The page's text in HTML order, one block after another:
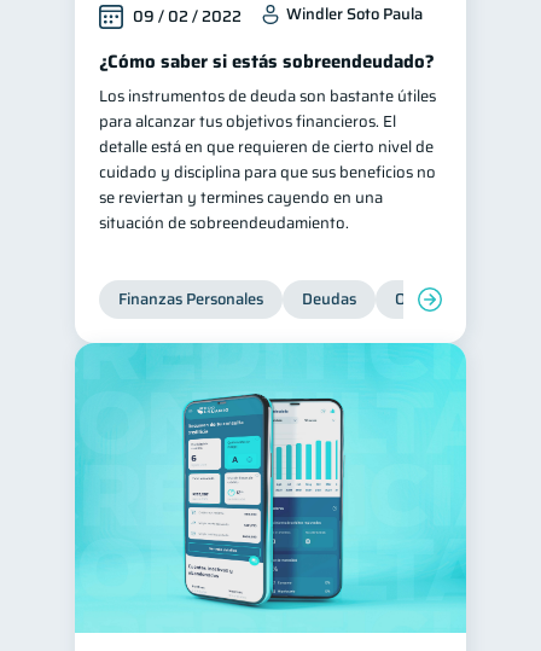
09 / 02 / 2022 Windler Soto Paula
¿Cómo saber si estás sobreendeudado?
Los instrumentos de deuda son bastante útiles
para alcanzar tus objetivos financieros. El
detalle está en que requieren de cierto nivel de
cuidado y disciplina para que sus beneficios no
se reviertan y termines cayendo en una
situación de sobreendeudamiento.
Finanzas Personales Deudas Organización